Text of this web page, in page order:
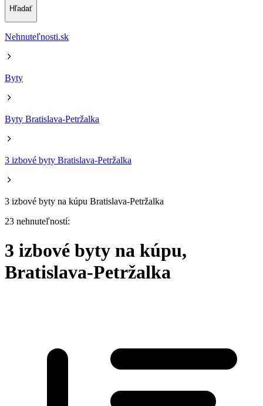
Hľadať
Nehnuteľnosti.sk
Byty
Byty Bratislava-Petržalka
3 izbové byty Bratislava-Petržalka
3 izbové byty na kúpu Bratislava-Petržalka
23 nehnuteľností:
3 izbové byty na kúpu,
Bratislava-Petržalka